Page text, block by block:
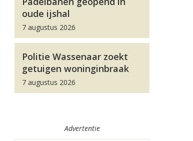
oude ijshal
7 augustus 2026
Politie Wassenaar zoekt
getuigen woninginbraak
7 augustus 2026
Advertentie